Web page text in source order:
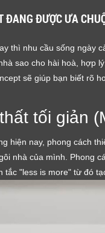
ĐANG ĐƯỢC ƯA
thì nhu cầu sống ngày
sao cho hài hoà, hợp
sẽ giúp bạn biết rõ
tối giản
hiện nay, phong cách
nhà của mình. Phong
"less is more" từ đó